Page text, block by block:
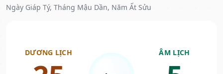
Ngày Giáp Tý, Tháng Mậu Dần, Năm Ất Sửu
DƯƠNG LỊCH ÂM LỊCH